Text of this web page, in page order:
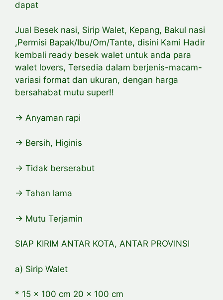
dapat
Jual Besek nasi, Sirip Walet, Kepang, Bakul nasi
,Permisi Bapak/Ibu/Om/Tante, disini Kami Hadir
kembali ready besek walet untuk anda para
walet lovers, Tersedia dalam berjenis-macam-
variasi format dan ukuran, dengan harga
bersahabat mutu super!!
-> Anyaman rapi
-> Bersih, Higinis
-> Tidak berserabut
-> Tahan lama
-> Mutu Terjamin
SIAP KIRIM ANTAR KOTA, ANTAR PROVINSI
a) Sirip Walet
* 15 x 100 cm 20 x 100 cm